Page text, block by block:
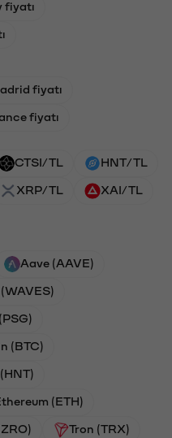
fiyatı
fiyatı
fiyatı
CTSI/TL HNT/TL
XRP/TL XAI/TL
Aave (AAVE)
(BTC)
(ETH)
Tron (TRX)